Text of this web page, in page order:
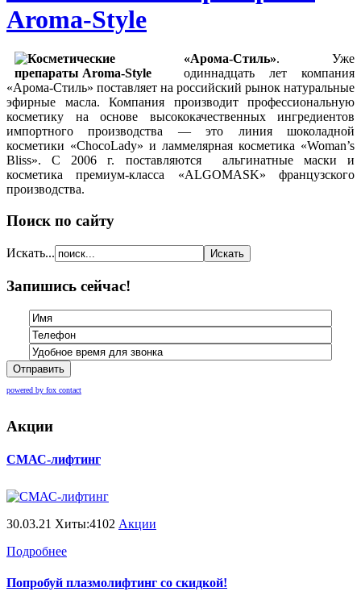
Aroma-Style
«Арома-Стиль». Уже
одиннадцать лет компания
«Арома-Стиль» поставляет на российский рынок натуральные
эфирные масла. Компания производит профессиональную
косметику на основе высококачественных ингредиентов
импортного производства — это линия шоколадной
косметики «ChocoLady» и ламмелярная косметика «Woman’s
Bliss». С 2006 г. поставляются альгинатные маски и
косметика премиум-класса «ALGOMASK» французского
производства.
Поиск по сайту
Искать...
Запишись сейчас!
Отправить
powered by fox contact
Акции
СМАС-лифтинг
30.03.21 Хиты:4102 Акции
Подробнее
Попробуй плазмолифтинг со скидкой!